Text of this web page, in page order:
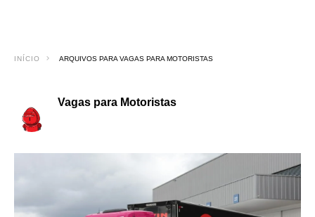
INÍCIO ARQUIVOS PARA VAGAS PARA MOTORISTAS
Vagas para Motoristas